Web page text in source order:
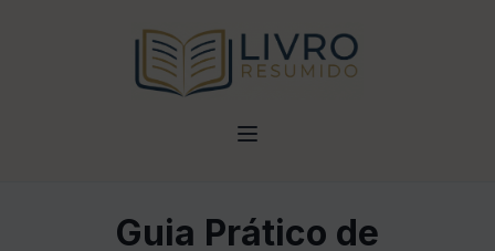
Guia Prático de